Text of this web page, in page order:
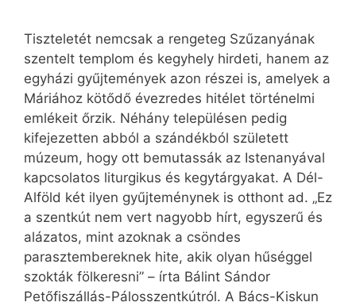
Tiszteletét nemcsak a rengeteg Szűzanyának
szentelt templom és kegyhely hirdeti, hanem az
egyházi gyűjtemények azon részei is, amelyek a
Máriához kötődő évezredes hitélet történelmi
emlékeit őrzik. Néhány településen pedig
kifejezetten abból a szándékból született
múzeum, hogy ott bemutassák az Istenanyával
kapcsolatos liturgikus és kegytárgyakat. A Dél-
Alföld két ilyen gyűjteménynek is otthont ad. „Ez
a szentkút nem vert nagyobb hírt, egyszerű és
alázatos, mint azoknak a csöndes
parasztembereknek hite, akik olyan hűséggel
szokták fölkeresni” – írta Bálint Sándor
Petőfiszállás-Pálosszentkútról. A Bács-Kiskun